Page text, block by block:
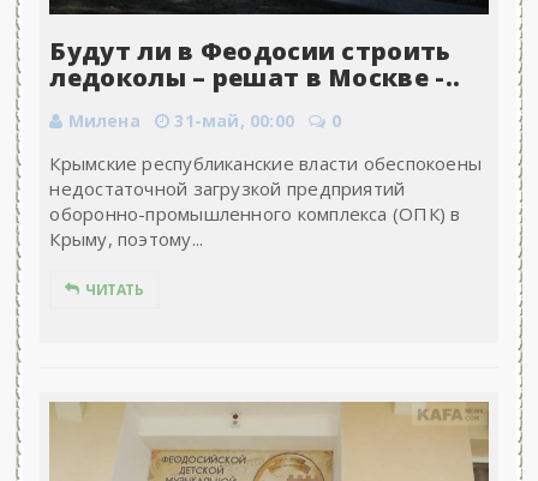
Будут ли в Феодосии строить
ледоколы – решат в Москве -..
Милена 31-май, 00:00 0
Крымские республиканские власти обеспокоены
недостаточной загрузкой предприятий
оборонно-промышленного комплекса (ОПК) в
Крыму, поэтому...
ЧИТАТЬ